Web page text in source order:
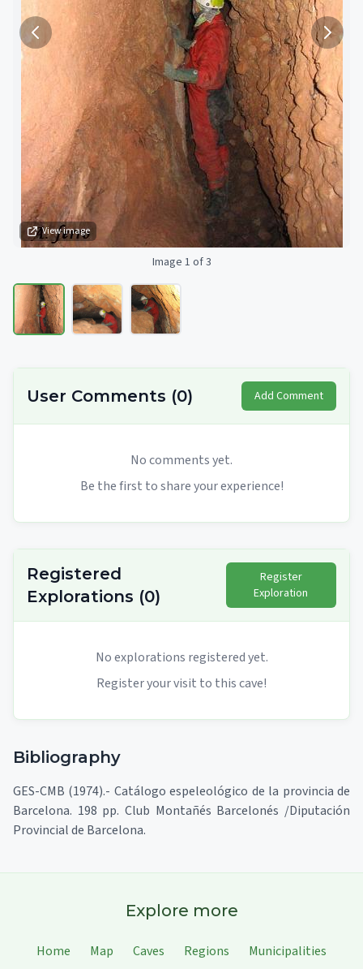
View image
Image 1 of 3
User Comments (0) Add Comment
No comments yet.
Be the first to share your experience!
Registered
Explorations (0)
Register
Exploration
No explorations registered yet.
Register your visit to this cave!
Bibliography
GES-CMB (1974).- Catálogo espeleológico de la provincia de
Barcelona. 198 pp. Club Montañés Barcelonés /Diputación
Provincial de Barcelona.
Explore more
Home Map Caves Regions Municipalities